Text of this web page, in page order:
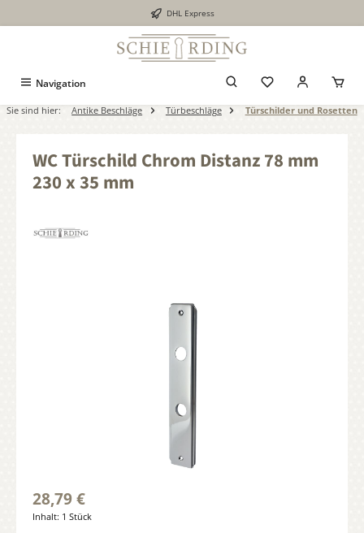
DHL Express
Navigation
Sie sind hier: Antike Beschläge Türbeschläge Türschilder und Rosetten
WC Türschild Chrom Distanz 78 mm
230 x 35 mm
28,79 €
Inhalt: 1 Stück